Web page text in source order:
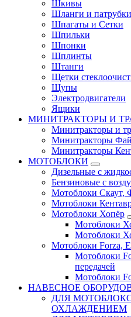
Шкивы
Шланги и патрубки
Шпагаты и Сетки
Шпильки
Шпонки
Шплинты
Штанги
Щетки
Щупы
Электродвигатели
Ящики
МИНИТРАКТОРЫ И
Минитракторы и
Минитракторы
Минитракторы
МОТОБЛОКИ
Дизельные с
Бензиновые с
Мотоблоки Скаут,
Мотоблоки
Мотоблоки Хопёр
Мотоблоки
Мотоблоки
Мотоблоки Forza,
Мотоблоки
передачей
Мотоблоки
НАВЕСНОЕ
ДЛЯ
ОХЛАЖДЕНИЕМ